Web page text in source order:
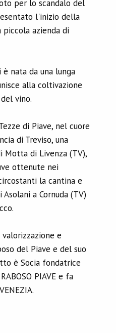
per lo scandalo del
l'inizio della
piccola azienda di
nata da una lunga
alla coltivazione
vino.
di Piave, nel cuore
di Treviso, una
Motta di Livenza (TV),
ottenute nei
la cantina e
a Cornuda (TV)
e
del Piave e del suo
è Socia fondatrice
PIAVE e fa